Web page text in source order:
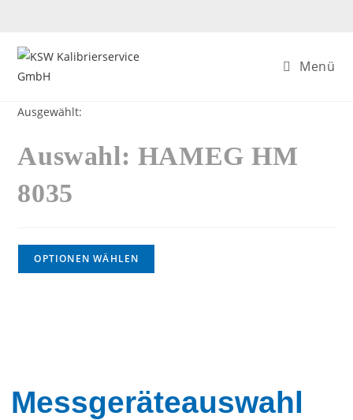
springen
Menü
Ausgewählt:
Auswahl: HAMEG HM
8035
OPTIONEN WÄHLEN
Messgeräteauswahl